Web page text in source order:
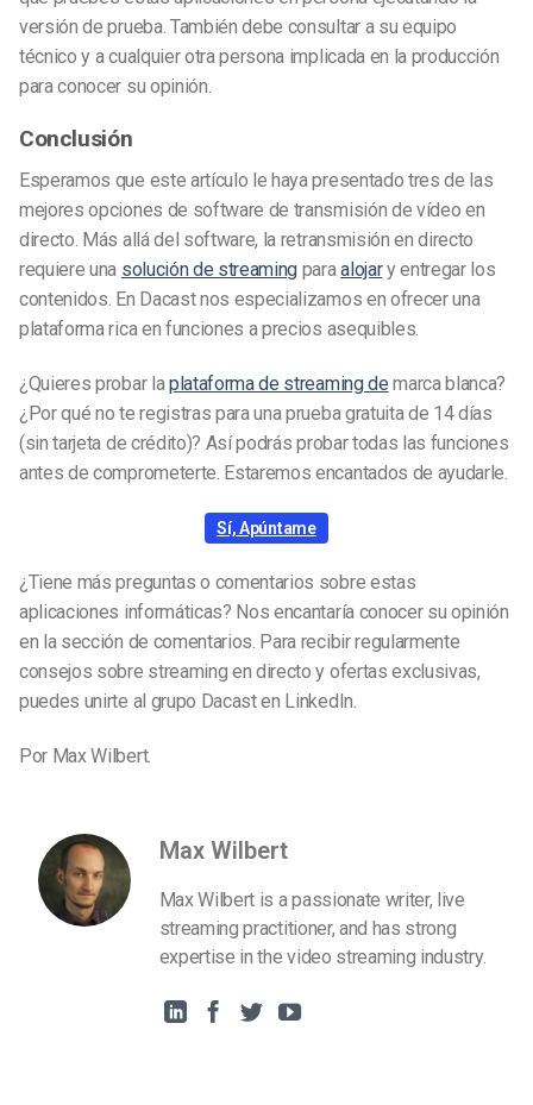
versión de prueba. También debe consultar a su equipo
técnico y a cualquier otra persona implicada en la producción
para conocer su opinión.
Conclusión
Esperamos que este artículo le haya presentado tres de las
mejores opciones de software de transmisión de vídeo en
directo. Más allá del software, la retransmisión en directo
requiere una solución de streaming paraalojary entregar los
contenidos. En Dacast nos especializamos en ofrecer una
plataforma rica en funciones a precios asequibles.
¿Quieres probar laplataforma de streaming de marca blanca?
¿Por qué no te registras para una prueba gratuita de 14 días
(sin tarjeta de crédito)? Así podrás probar todas las funciones
antes de comprometerte. Estaremos encantados de ayudarle.
Sí, Apúntame
¿Tiene más preguntas o comentarios sobre estas
aplicaciones informáticas? Nos encantaría conocer su opinión
en la sección de comentarios. Para recibir regularmente
consejos sobre streaming en directo y ofertas exclusivas,
puedes unirte al grupo Dacast en LinkedIn.
Por Max Wilbert.
Max Wilbert
Max Wilbert is a passionate writer, live
streaming practitioner, and has strong
expertise in the video streaming industry.